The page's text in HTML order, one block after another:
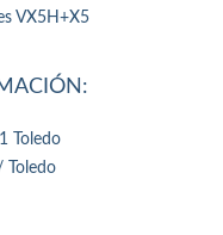
VX5H+X5
Toledo
Toledo